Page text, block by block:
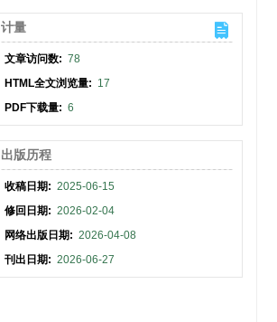
计量
文章访问数: 78
HTML全文浏览量: 17
PDF下载量: 6
出版历程
收稿日期: 2025-06-15
修回日期: 2026-02-04
网络出版日期: 2026-04-08
刊出日期: 2026-06-27